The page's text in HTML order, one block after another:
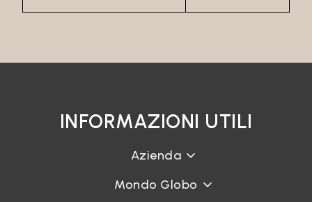
INFORMAZIONI UTILI
Azienda
Mondo Globo